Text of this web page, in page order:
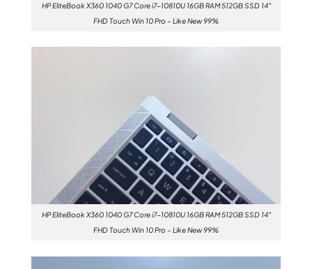
HP EliteBook X360 1040 G7 Core i7-10810U 16GB RAM 512GB SSD 14″
FHD Touch Win 10 Pro – Like New 99%
HP EliteBook X360 1040 G7 Core i7-10810U 16GB RAM 512GB SSD 14″
FHD Touch Win 10 Pro – Like New 99%